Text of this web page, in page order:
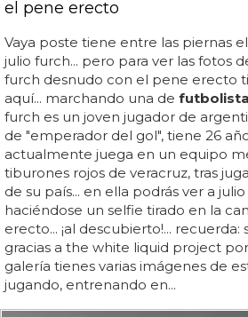
el pene erecto
Vaya poste tiene entre las piernas el
julio furch... pero para ver las fotos
furch desnudo con el pene erecto
aquí... marchando una de futbolista
furch es un joven jugador de
de "emperador del gol", tiene 26
actualmente juega en un equipo
tiburones rojos de veracruz, tras
de su país... en ella podrás ver a
haciéndose un selfie tirado en la
erecto... ¡al descubierto!...
gracias a the white liquid project
galería tienes varias imágenes de
jugando, entrenando en...